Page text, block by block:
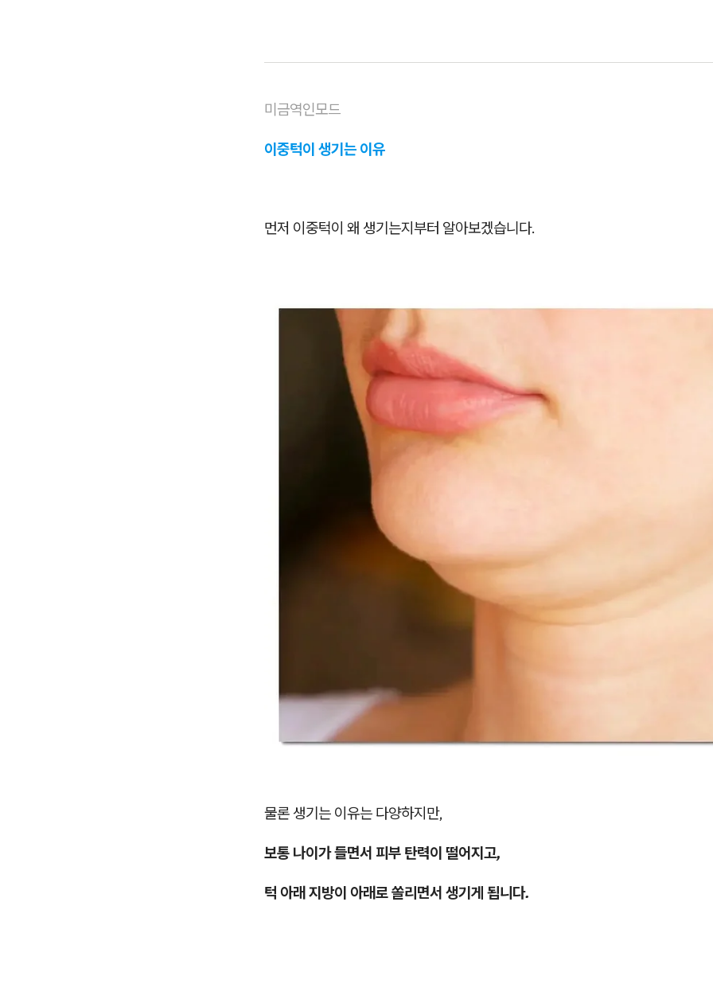
미금역인모드
이중턱이 생기는 이유
먼저 이중턱이 왜 생기는지부터 알아보겠습니다.
물론 생기는 이유는 다양하지만,
보통 나이가 들면서 피부 탄력이 떨어지고,
턱 아래 지방이 아래로 쏠리면서 생기게 됩니다.